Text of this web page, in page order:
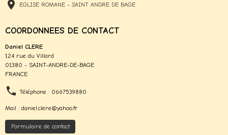
EGLISE ROMANE - SAINT ANDRE DE BAGE
COORDONNEES DE CONTACT
Daniel CLERE
124 rue du Villard
01380 - SAINT-ANDRE-DE-BAGE
FRANCE
Téléphone : 0667539880
Mail : daniel.clere@yahoo.fr
Formulaire de contact